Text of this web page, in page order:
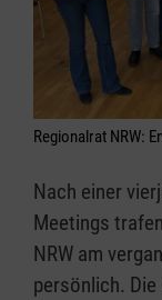
Regionalrat NRW:
Nach einer
Meetings
NRW am
persönlich.